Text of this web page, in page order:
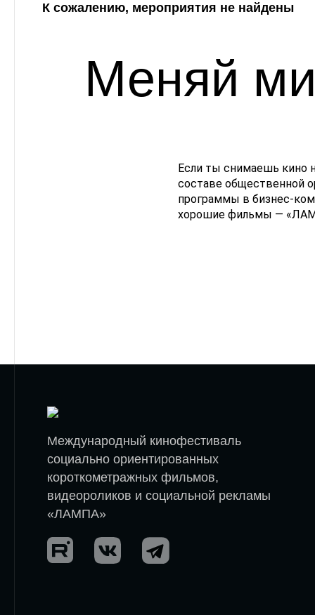
К сожалению, мероприятия не найдены
Меняй
Если ты снимаешь кино
составе общественной
программы в бизнес-
хорошие фильмы —
Международный кинофестиваль
социально ориентированных
короткометражных фильмов,
видеороликов и социальной рекламы
«ЛАМПА»